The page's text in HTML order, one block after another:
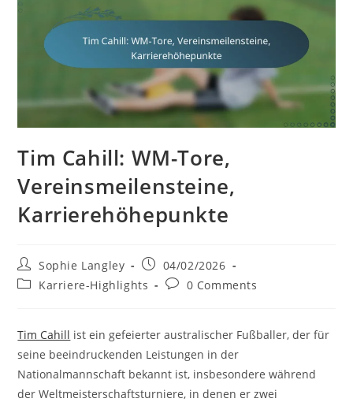
Tim Cahill: WM-Tore,
Vereinsmeilensteine,
Karrierehöhepunkte
Post
author:
Sophie Langley
Post
published:
04/02/2026
PostKarriere-Highlights
Post0 Comments
Tim Cahill ist ein gefeierter australischer Fußballer, der für
seine beeindruckenden Leistungen in der
Nationalmannschaft bekannt ist, insbesondere während
der Weltmeisterschaftsturniere, in denen er zwei